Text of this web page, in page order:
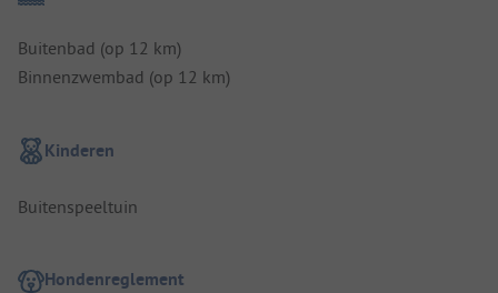
Buitenbad (op 12 km)
Binnenzwembad (op 12 km)
Kinderen
Buitenspeeltuin
Hondenreglement